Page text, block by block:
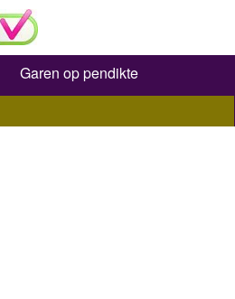
Garen op pendikte